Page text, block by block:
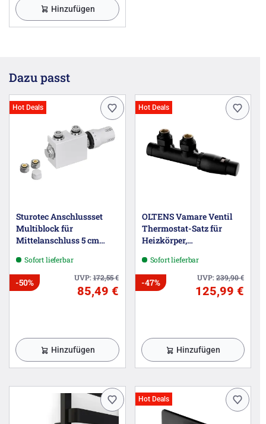
Hinzufügen
Dazu passt
Hot Deals
Sturotec Anschlussset
Multiblock für
Mittelanschluss 5 cm
Sofort lieferbar
UVP:172,55€
-50%
85,49 €
Hinzufügen
Hot Deals
OLTENS Vamare Ventil
Thermostat-Satz für
Heizkörper,
Sofort lieferbar
UVP:239,90€
-47%
125,99 €
Hinzufügen
Hot Deals